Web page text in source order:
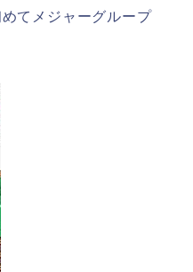
てメジャーグループ